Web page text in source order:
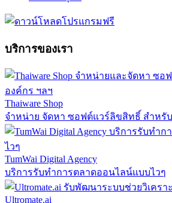
บริการของเรา
Thaiware Shop
จำหน่าย จัดหา ซอฟต์แวร์ลิขสิทธิ์ สำหรั
TumWai Digital Agency
บริการรับทำการตลาดออนไลน์แบบไวๆ
Ultromate.ai